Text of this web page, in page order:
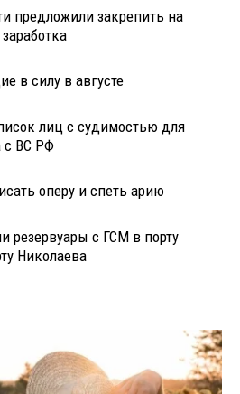
предложили закрепить на
в силу в августе
лиц с судимостью для
с ВС РФ
оперу и спеть арию
резервуары с ГСМ в порту
Николаева